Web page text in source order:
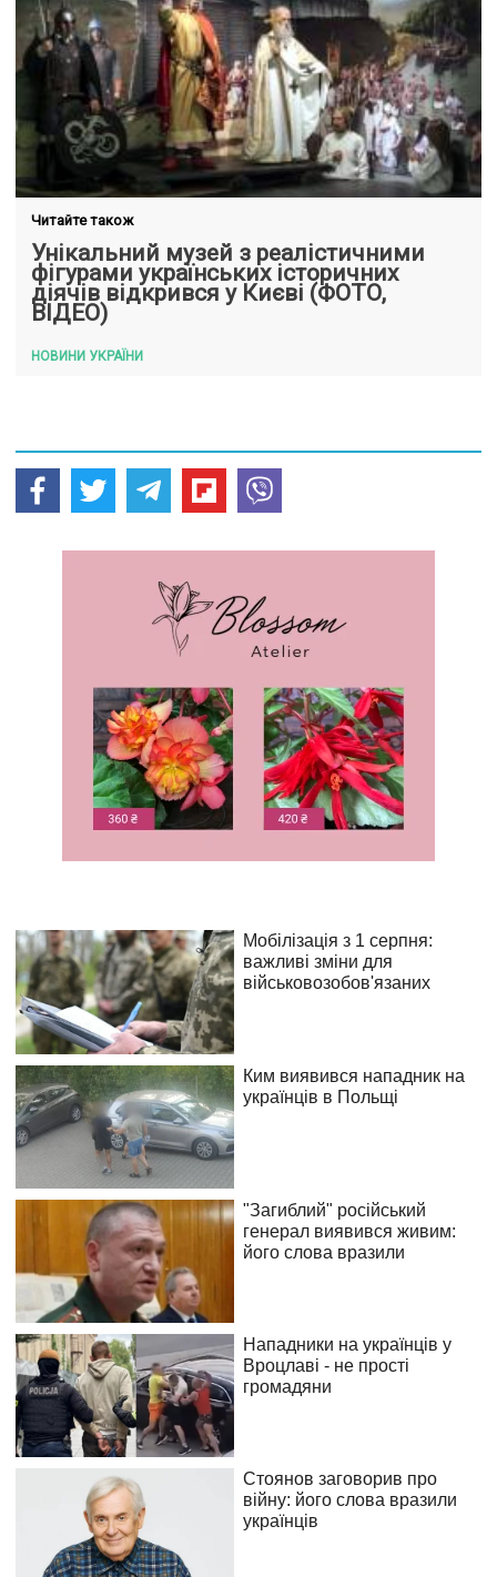
Читайте також
Унікальний музей з реалістичними
фігурами українських історичних
діячів відкрився у Києві (ФОТО,
ВІДЕО)
НОВИНИ УКРАЇНИ